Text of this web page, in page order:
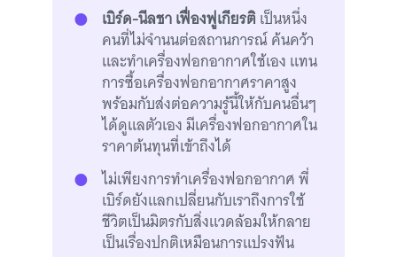
เบิร์ด-นีลชา เฟื่องฟูเกียรติ เป็นหนึ่ง
คนที่ไม่จำนนต่อสถานการณ์ ค้นคว้า
และทำเครื่องฟอกอากาศใช้เอง แทน
การซื้อเครื่องฟอกอากาศราคาสูง
พร้อมกับส่งต่อความรู้นี้ให้กับคนอื่นๆ
ได้ดูแลตัวเอง มีเครื่องฟอกอากาศใน
ราคาต้นทุนที่เข้าถึงได้
ไม่เพียงการทำเครื่องฟอกอากาศ พี่
เบิร์ดยังแลกเปลี่ยนกับเราถึงการใช้
ชีวิตเป็นมิตรกับสิ่งแวดล้อมให้กลาย
เป็นเรื่องปกติเหมือนการแปรงฟัน